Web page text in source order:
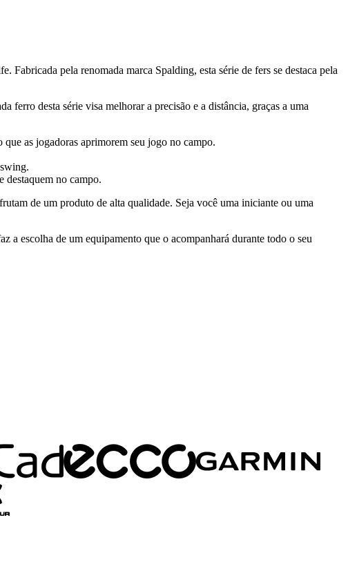
pela renomada marca Spalding, esta série de fers se destaca pela
ferro desta série visa melhorar a precisão e a distância, graças a uma
as jogadoras aprimorem seu jogo no campo.
destaquem no campo.
de um produto de alta qualidade. Seja você uma iniciante ou uma
a escolha de um equipamento que o acompanhará durante todo o seu